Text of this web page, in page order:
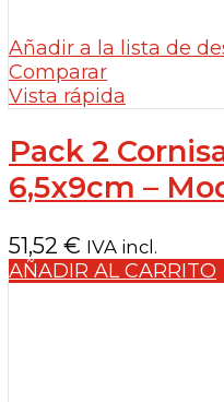
Añadir a la lista de
Comparar
Vista rápida
Pack 2
6,5x9cm –
51,52 € IVA incl.
AÑADIR AL CARRITO